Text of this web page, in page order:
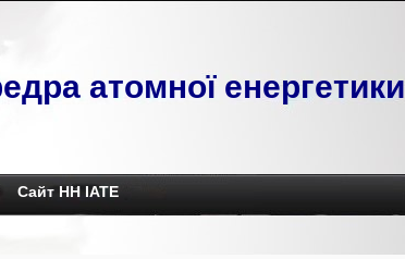
атомної енергетики
Сайт НН ІАТЕ